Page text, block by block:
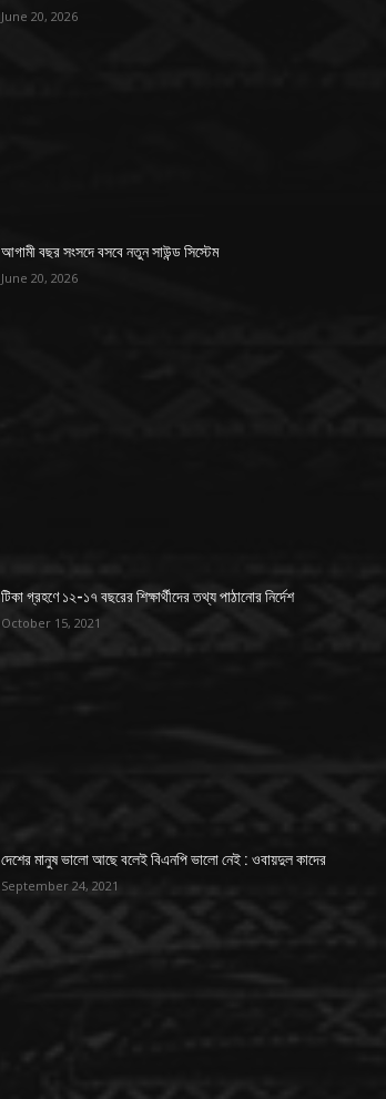
June 20, 2026
আগামী বছর সংসদে বসবে নতুন সাউন্ড সিস্টেম
June 20, 2026
টিকা গ্রহণে ১২-১৭ বছরের শিক্ষার্থীদের তথ্য পাঠানোর নির্দেশ
October 15, 2021
দেশের মানুষ ভালো আছে বলেই বিএনপি ভালো নেই : ওবায়দুল কাদের
September 24, 2021